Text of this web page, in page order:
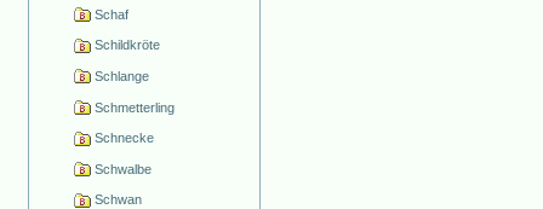
Schaf
Schildkröte
Schlange
Schmetterling
Schnecke
Schwalbe
Schwan